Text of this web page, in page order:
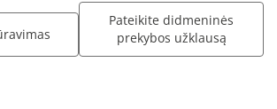
Pateikite didmeninės
prekybos užklausą